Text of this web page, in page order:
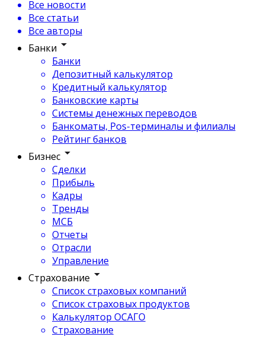
Все новости
Все статьи
Все авторы
Банки
Банки
Депозитный калькулятор
Кредитный калькулятор
Банковские карты
Системы денежных переводов
Банкоматы, Pos-терминалы и филиалы
Рейтинг банков
Бизнес
Сделки
Прибыль
Кадры
Тренды
МСБ
Отчеты
Отрасли
Управление
Страхование
Список страховых компаний
Список страховых продуктов
Калькулятор ОСАГО
Страхование